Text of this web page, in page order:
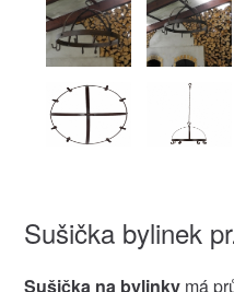
Sušička bylinek
Sušička na bylinkymá